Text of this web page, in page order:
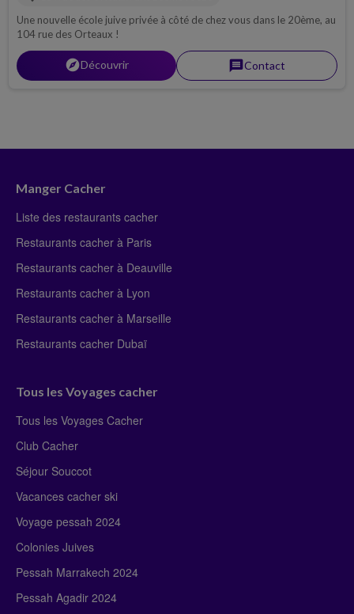
Une nouvelle école juive privée à côté de chez vous dans le 20ème, au
104 rue des Orteaux !
explorerDécouvrir messageContact
Manger Cacher
Liste des restaurants cacher
Restaurants cacher à Paris
Restaurants cacher à Deauville
Restaurants cacher à Lyon
Restaurants cacher à Marseille
Restaurants cacher Dubaï
Tous les Voyages cacher
Tous les Voyages Cacher
Club Cacher
Séjour Souccot
Vacances cacher ski
Voyage pessah 2024
Colonies Juives
Pessah Marrakech 2024
Pessah Agadir 2024